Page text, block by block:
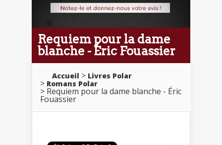
Requiem pour la dame
blanche - Éric Fouassier
Accueil
Livres Polar
Romans Polar
Requiem pour la dame blanche - Éric
Fouassier